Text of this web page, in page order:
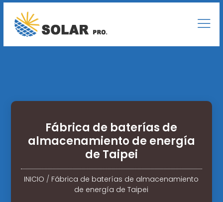
Fábrica de baterías de
almacenamiento de energía
de Taipei
INICIO / Fábrica de baterías de almacenamiento
de energía de Taipei